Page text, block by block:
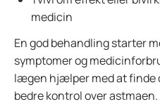
medicin
En god behandling starter
symptomer og
lægen hjælper med at finde
bedre kontrol over astmaen.